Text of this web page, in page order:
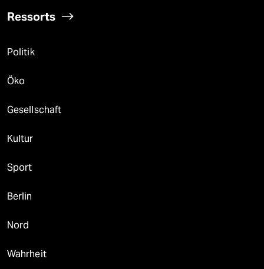
Ressorts
Politik
Öko
Gesellschaft
Kultur
Sport
Berlin
Nord
Wahrheit